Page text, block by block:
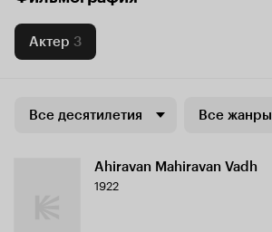
Актер 3
Все десятилетия Все жанры
Ahiravan Mahiravan Vadh
1922